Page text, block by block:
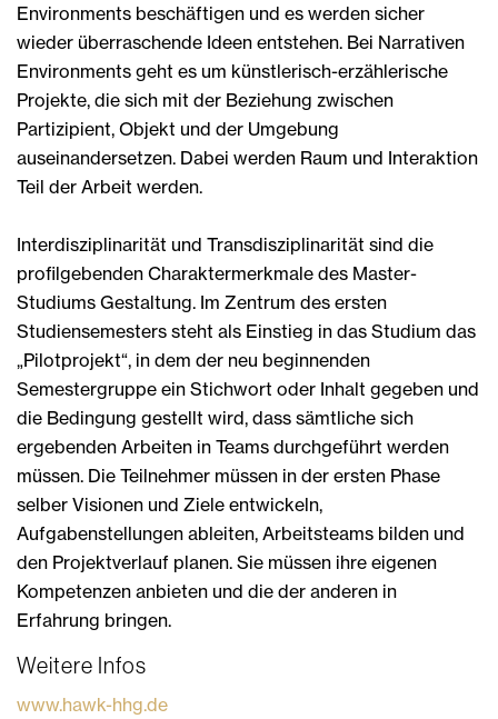
Environments beschäftigen und es werden sicher
wieder überraschende Ideen entstehen. Bei Narrativen
Environments geht es um künstlerisch-erzählerische
Projekte, die sich mit der Beziehung zwischen
Partizipient, Objekt und der Umgebung
auseinandersetzen. Dabei werden Raum und Interaktion
Teil der Arbeit werden.
Interdisziplinarität und Transdisziplinarität sind die
profilgebenden Charaktermerkmale des Master-
Studiums Gestaltung. Im Zentrum des ersten
Studiensemesters steht als Einstieg in das Studium das
„Pilotprojekt“, in dem der neu beginnenden
Semestergruppe ein Stichwort oder Inhalt gegeben und
die Bedingung gestellt wird, dass sämtliche sich
ergebenden Arbeiten in Teams durchgeführt werden
müssen. Die Teilnehmer müssen in der ersten Phase
selber Visionen und Ziele entwickeln,
Aufgabenstellungen ableiten, Arbeitsteams bilden und
den Projektverlauf planen. Sie müssen ihre eigenen
Kompetenzen anbieten und die der anderen in
Erfahrung bringen.
Weitere Infos
www.hawk-hhg.de